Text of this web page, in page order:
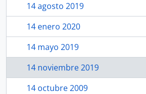
14 agosto 2019
14 enero 2020
14 mayo 2019
14 noviembre 2019
14 octubre 2009